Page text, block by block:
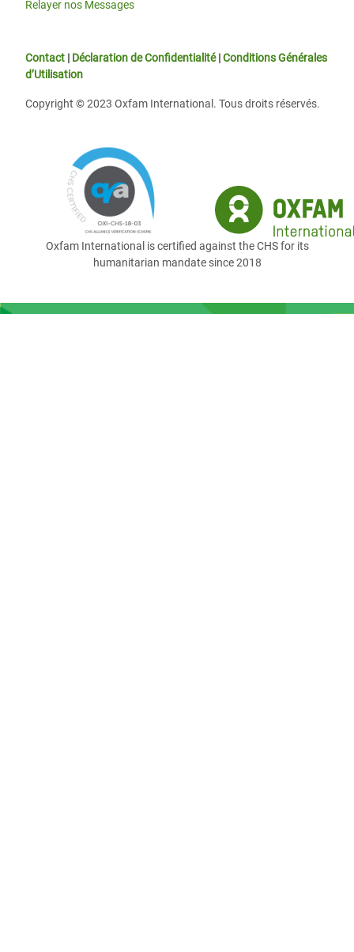
Relayer nos Messages
Contact | Déclaration de Confidentialité|Conditions Générales
d’Utilisation
Copyright © 2023 Oxfam International. Tous droits réservés.
Oxfam International is certified against the CHS for its
humanitarian mandate since 2018